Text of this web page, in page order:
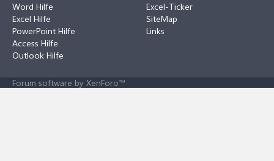
Word Hilfe
Excel Hilfe
PowerPoint Hilfe
Access Hilfe
Outlook Hilfe
Excel-Ticker
SiteMap
Links
Forum software by XenForo™